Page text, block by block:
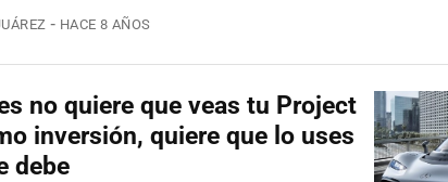
HACE 8 AÑOS
no quiere que veas tu Project
inversión, quiere que lo uses
debe